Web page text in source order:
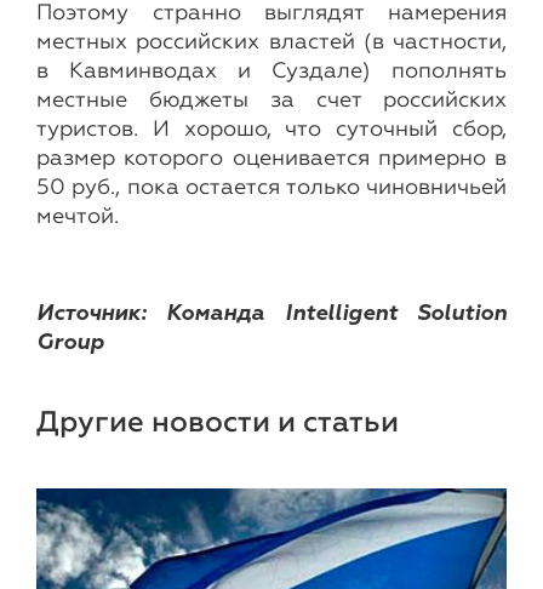
Поэтому странно выглядят намерения
местных российских властей (в частности,
в Кавминводах и Суздале) пополнять
местные бюджеты за счет российских
туристов. И хорошо, что суточный сбор,
размер которого оценивается примерно в
50 руб., пока остается только чиновничьей
мечтой.
Источник: Команда Intelligent Solution
Group
Другие новости и статьи